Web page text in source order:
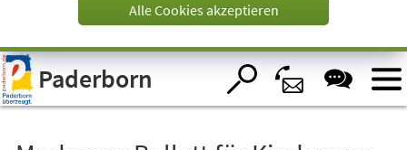
Visuelle
Assistenzsoftware
öffnen.
Alle Cookies akzeptieren
Paderborn